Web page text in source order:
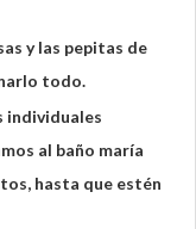
y las pepitas de
todo.
individuales
al baño maría
hasta que estén